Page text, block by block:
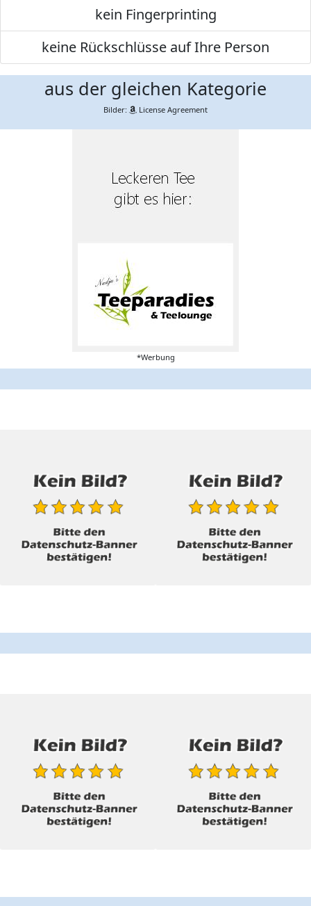
kein Fingerprinting
keine Rückschlüsse auf Ihre Person
aus der gleichen Kategorie
Bilder: License Agreement
*Werbung